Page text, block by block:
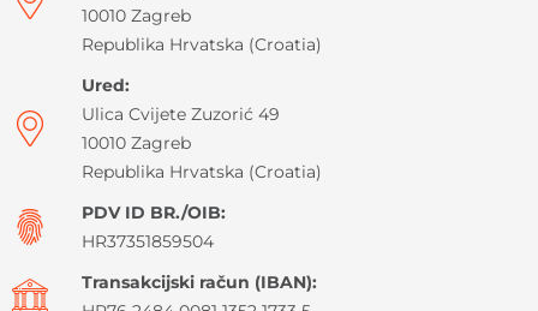
10010 Zagreb
Republika Hrvatska (Croatia)
Ured:
Ulica Cvijete Zuzorić 49
10010 Zagreb
Republika Hrvatska (Croatia)
PDV ID BR./OIB:
HR37351859504
Transakcijski račun (IBAN):